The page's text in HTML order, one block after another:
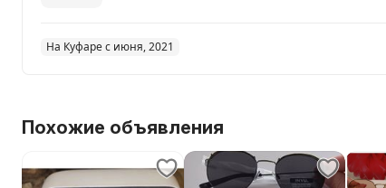
На Куфаре с июня, 2021
Похожие объявления